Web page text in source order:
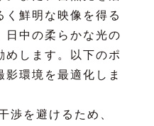
く鮮明な映像を得る
日中の柔らかな光の
めします。以下のポ
環境を最適化しま
渉を避けるため、